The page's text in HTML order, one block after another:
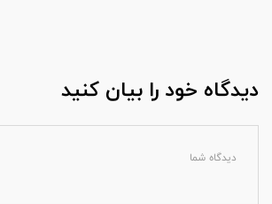
دیدگاه خود را بیان کنید